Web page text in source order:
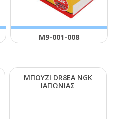
Μ9-001-008
ΜΠΟΥΖΙ DR8ΕΑ ΝGΚ
ΙΑΠΩΝΙΑΣ